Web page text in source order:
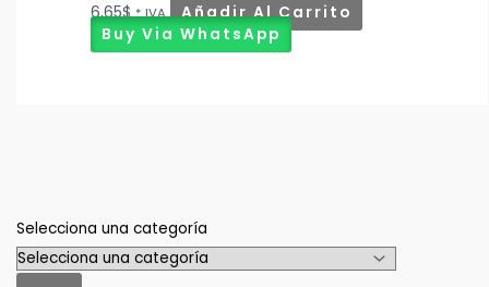
Selecciona una categoría
6,65$ * IVA
Añadir Al Carrito
Buy Via WhatsApp